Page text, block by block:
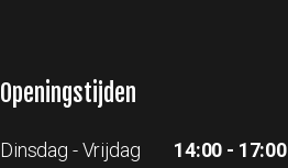
Openingstijden
Dinsdag - Vrijdag 14:00 - 17:00